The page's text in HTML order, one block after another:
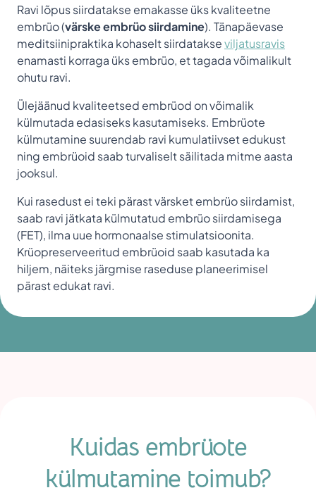
Ravi lõpus siirdatakse emakasse üks kvaliteetne
embrüo (värske embrüo siirdamine). Tänapäevase
meditsiinipraktika kohaselt siirdatakseviljatusravis
enamasti korraga üks embrüo, et tagada võimalikult
ohutu ravi.
Ülejäänud kvaliteetsed embrüod on võimalik
külmutada edasiseks kasutamiseks. Embrüote
külmutamine suurendab ravi kumulatiivset edukust
ning embrüoid saab turvaliselt säilitada mitme aasta
jooksul.
Kui rasedust ei teki pärast värsket embrüo siirdamist,
saab ravi jätkata külmutatud embrüo siirdamisega
(FET), ilma uue hormonaalse stimulatsioonita.
Krüopreserveeritud embrüoid saab kasutada ka
hiljem, näiteks järgmise raseduse planeerimisel
pärast edukat ravi.
Kuidas embrüote
külmutamine toimub?